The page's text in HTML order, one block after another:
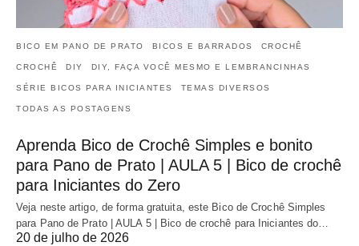
BICO EM PANO DE PRATO BICOS E BARRADOS CROCHÊ
CROCHÊ DIY DIY, FAÇA VOCÊ MESMO E LEMBRANCINHAS
SÉRIE BICOS PARA INICIANTES TEMAS DIVERSOS
TODAS AS POSTAGENS
Aprenda Bico de Crochê Simples e bonito
para Pano de Prato | AULA 5 | Bico de crochê
para Iniciantes do Zero
Veja neste artigo, de forma gratuita, este Bico de Crochê Simples
para Pano de Prato | AULA 5 | Bico de crochê para Iniciantes do…
20 de julho de 2026